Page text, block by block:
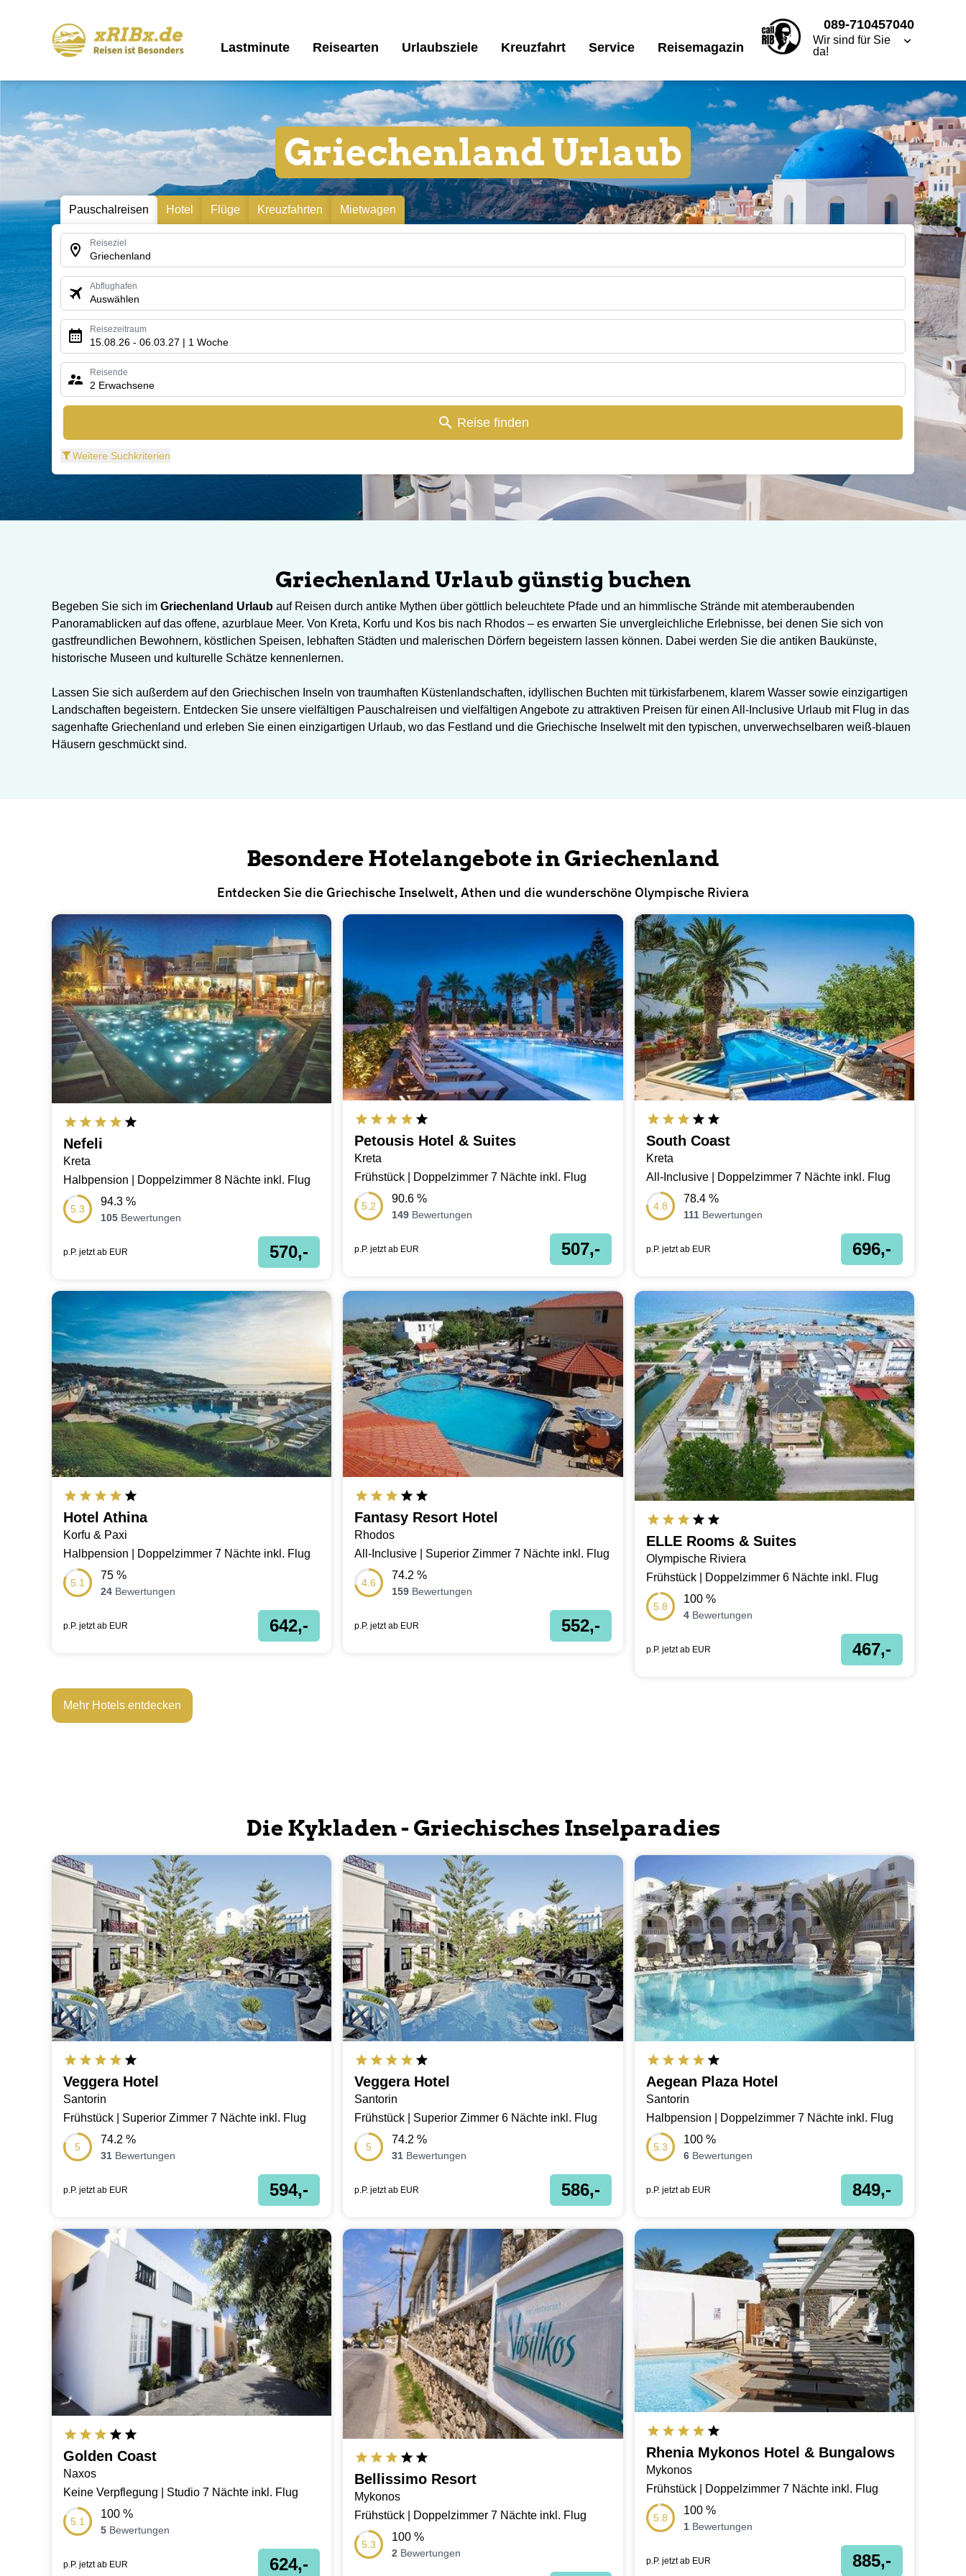
Lastminute Reisearten Urlaubsziele Kreuzfahrt Service Reisemagazin
089-710457040
Wir sind für Sie
da!
Griechenland Urlaub
Pauschalreisen Hotel Flüge Kreuzfahrten Mietwagen
Reiseziel
Griechenland
Abflughafen
Auswählen
Reisezeitraum
15.08.26 - 06.03.27 | 1 Woche
Reisende
2 Erwachsene
Reise finden
Weitere Suchkriterien
Griechenland Urlaub günstig buchen
Begeben Sie sich im Griechenland Urlaub auf Reisen durch antike Mythen über göttlich beleuchtete Pfade und an himmlische Strände mit atemberaubenden
Panoramablicken auf das offene, azurblaue Meer. Von Kreta, Korfu und Kos bis nach Rhodos – es erwarten Sie unvergleichliche Erlebnisse, bei denen Sie sich von
gastfreundlichen Bewohnern, köstlichen Speisen, lebhaften Städten und malerischen Dörfern begeistern lassen können. Dabei werden Sie die antiken Baukünste,
historische Museen und kulturelle Schätze kennenlernen.
Lassen Sie sich außerdem auf den Griechischen Inseln von traumhaften Küstenlandschaften, idyllischen Buchten mit türkisfarbenem, klarem Wasser sowie einzigartigen
Landschaften begeistern. Entdecken Sie unsere vielfältigen Pauschalreisen und vielfältigen Angebote zu attraktiven Preisen für einen All-Inclusive Urlaub mit Flug in das
sagenhafte Griechenland und erleben Sie einen einzigartigen Urlaub, wo das Festland und die Griechische Inselwelt mit den typischen, unverwechselbaren weiß-blauen
Häusern geschmückt sind.
Besondere Hotelangebote in Griechenland
Entdecken Sie die Griechische Inselwelt, Athen und die wunderschöne Olympische Riviera
Nefeli
Kreta
Halbpension | Doppelzimmer 8 Nächte inkl. Flug
5.3
94.3 %
105 Bewertungen
p.P. jetzt ab EUR 570,-
Petousis Hotel & Suites
Kreta
Frühstück | Doppelzimmer 7 Nächte inkl. Flug
5.2
90.6 %
149 Bewertungen
p.P. jetzt ab EUR 507,-
South Coast
Kreta
All-Inclusive | Doppelzimmer 7 Nächte inkl. Flug
4.8
78.4%
111Bewertungen
p.P. jetzt abEUR 696,-
Hotel Athina
Korfu & Paxi
Halbpension | Doppelzimmer 7 Nächte inkl. Flug
5.1
75 %
24 Bewertungen
p.P. jetzt ab EUR 642,-
Fantasy Resort Hotel
Rhodos
All-Inclusive | Superior Zimmer 7 Nächte inkl. Flug
4.6
74.2 %
159 Bewertungen
p.P. jetzt ab EUR 552,-
ELLE Rooms & Suites
Olympische Riviera
Frühstück | Doppelzimmer 6 Nächte inkl. Flug
5.8
100%
4Bewertungen
p.P. jetzt abEUR 467,-
Mehr Hotels entdecken
Die Kykladen - Griechisches Inselparadies
Veggera Hotel
Santorin
Frühstück | Superior Zimmer 7 Nächte inkl. Flug
5
74.2 %
31 Bewertungen
p.P. jetzt ab EUR 594,-
Veggera Hotel
Santorin
Frühstück | Superior Zimmer 6 Nächte inkl. Flug
5
74.2 %
31 Bewertungen
p.P. jetzt ab EUR 586,-
Aegean Plaza Hotel
Santorin
Halbpension | Doppelzimmer 7 Nächte inkl. Flug
5.3
100%
6Bewertungen
p.P. jetzt abEUR 849,-
Golden Coast
Naxos
Keine Verpflegung | Studio 7 Nächte inkl. Flug
5.1
100 %
5 Bewertungen
p.P. jetzt ab EUR 624,-
Bellissimo Resort
Mykonos
Frühstück | Doppelzimmer 7 Nächte inkl. Flug
5.3
100 %
2 Bewertungen
Rhenia Mykonos Hotel & Bungalows
Mykonos
Frühstück | Doppelzimmer 7 Nächte inkl. Flug
5.8
100%
1Bewertungen
p.P. jetzt abEUR 885,-